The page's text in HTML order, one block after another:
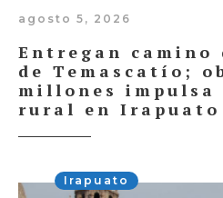
agosto 5, 2026
Entregan camino
de Temascatío;
millones
rural en Irapuato
Irapuato